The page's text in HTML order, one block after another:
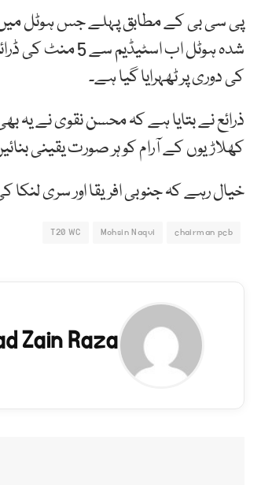
کی دوری پر ٹھہرایا گیا ہے۔
ذرائع نے بتایا ہے کہ محسن نقوی نے یہ
کھلاڑیوں کے آرام کو ہر صورت یقینی
خیال رہے کہ جنوبی افریقا اور سری
chairman pcb
Mohsin Naqvi
T20 WC
Zain Raza